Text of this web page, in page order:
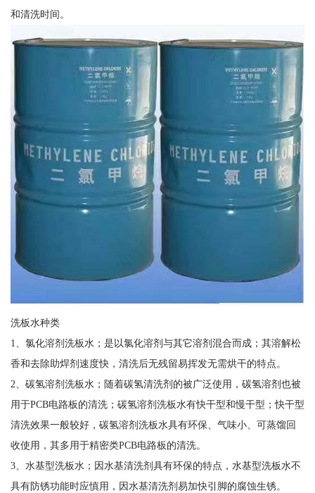
和清洗时间。
洗板水种类
1、氯化溶剂洗板水；是以氯化溶剂与其它溶剂混合而成；其溶解松
香和去除助焊剂速度快，清洗后无残留易挥发无需烘干的特点。
2、碳氢溶剂洗板水；随着碳氢清洗剂的被广泛使用，碳氢溶剂也被
用于PCB电路板的清洗；碳氢溶剂洗板水有快干型和慢干型；快干型
清洗效果一般较好，碳氢溶剂洗板水具有环保、气味小、可蒸馏回
收使用，其多用于精密类PCB电路板的清洗。
3、水基型洗板水；因水基清洗剂具有环保的特点，水基型洗板水不
具有防锈功能时应慎用，因水基清洗剂易加快引脚的腐蚀生锈。